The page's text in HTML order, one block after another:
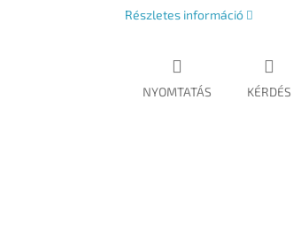
Részletes információ
NYOMTATÁS KÉRDÉS